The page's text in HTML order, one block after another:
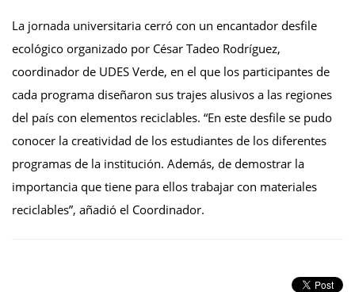
La jornada universitaria cerró con un encantador desfile
ecológico organizado por César Tadeo Rodríguez,
coordinador de UDES Verde, en el que los participantes de
cada programa diseñaron sus trajes alusivos a las regiones
del país con elementos reciclables. “En este desfile se pudo
conocer la creatividad de los estudiantes de los diferentes
programas de la institución. Además, de demostrar la
importancia que tiene para ellos trabajar con materiales
reciclables”, añadió el Coordinador.